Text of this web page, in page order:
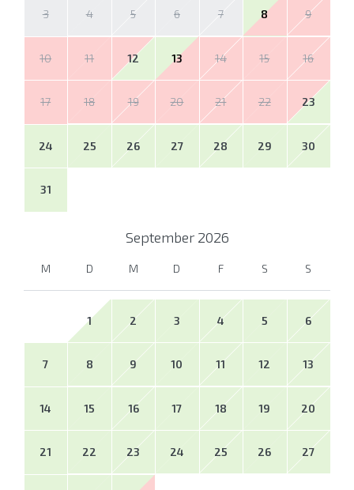
3 4 5 6 7 8 9
10 11 12 13 14 15 16
17 18 19 20 21 22 23
24 25 26 27 28 29 30
31
September 2026
M D M D F S S
1 2 3 4 5 6
7 8 9 10 11 12 13
14 15 16 17 18 19 20
21 22 23 24 25 26 27